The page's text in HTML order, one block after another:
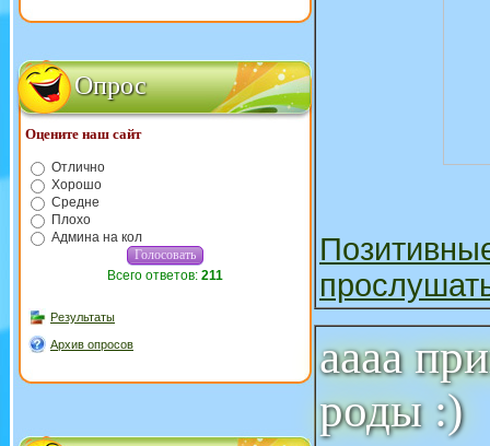
Опрос
Оцените наш сайт
Отлично
Хорошо
Средне
Плохо
Админа на кол
Всего ответов: 211
Результаты
Архив опросов
аааа
роды :)